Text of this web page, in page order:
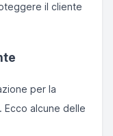
il cliente
per la
Ecco alcune delle